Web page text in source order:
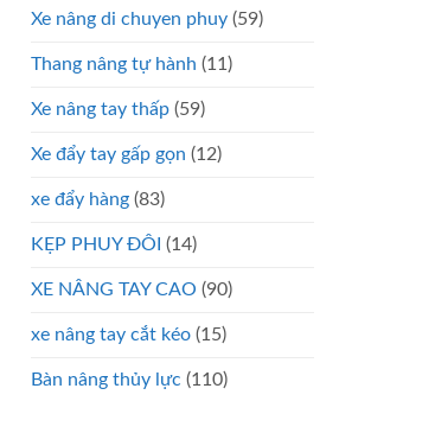
Xe nâng di chuyen phuy (59)
Thang nâng tự hành (11)
Xe nâng tay thấp (59)
Xe đẩy tay gấp gọn (12)
xe đẩy hàng (83)
KẸP PHUY ĐÔI (14)
XE NÂNG TAY CAO (90)
xe nâng tay cắt kéo (15)
Bàn nâng thủy lực (110)